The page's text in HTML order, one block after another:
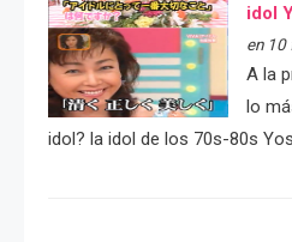
idol
en 10
A la
lo
idol? la idol de los 70s-80s